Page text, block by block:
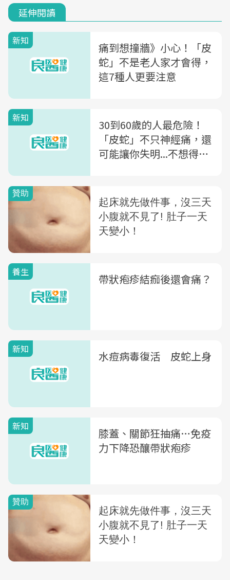
延伸閱讀
新知
痛到想撞牆》小心！「皮
蛇」不是老人家才會得，
這7種人更要注意
新知
30到60歲的人最危險！
「皮蛇」不只神經痛，還
可能讓你失明...不想得
養生 帶狀疱疹結痂後還會痛？
新知 水痘病毒復活 皮蛇上身
新知
膝蓋、關節狂抽痛…免疫
力下降恐釀帶狀疱疹